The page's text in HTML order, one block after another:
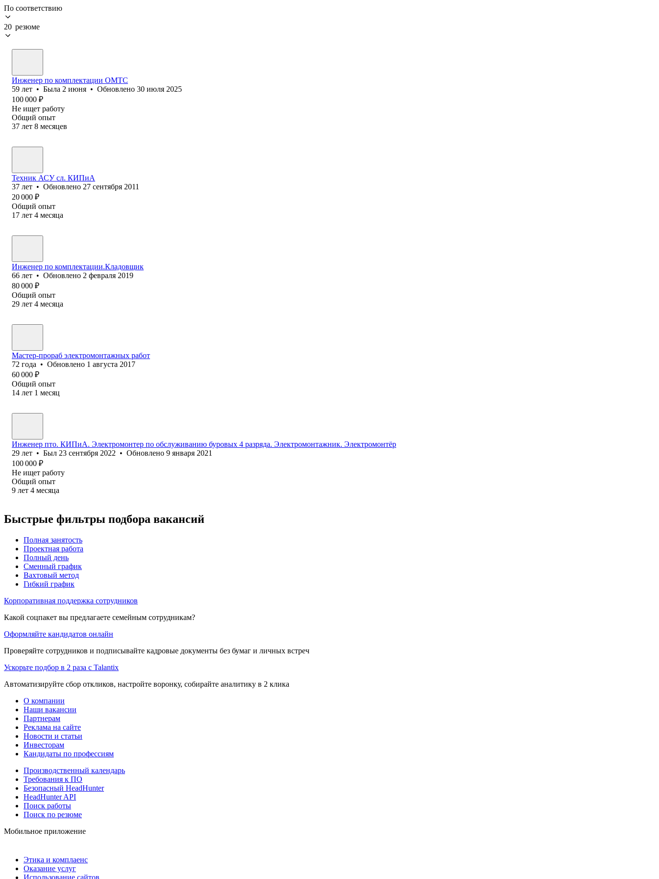
По соответствию
20 резюме
Инженер по комплектации ОМТС
59 лет • Была 2 июня • Обновлено 30 июля 2025
100 000 ₽
Не ищет работу
Общий опыт
37 лет 8 месяцев
Техник АСУ сл. КИПиА
37 лет • Обновлено 27 сентября 2011
20 000 ₽
Общий опыт
17 лет 4 месяца
Инженер по комплектации.Кладовщик
66 лет • Обновлено 2 февраля 2019
80 000 ₽
Общий опыт
29 лет 4 месяца
Мастер-прораб электромонтажных работ
72 года • Обновлено 1 августа 2017
60 000 ₽
Общий опыт
14 лет 1 месяц
Инженер пто. КИПиА. Электромонтер по обслуживанию буровых 4 разряда. Электромонтажник. Электромонтёр
29 лет • Был 23 сентября 2022 • Обновлено 9 января 2021
100 000 ₽
Не ищет работу
Общий опыт
9 лет 4 месяца
Быстрые фильтры подбора вакансий
Полная занятость
Проектная работа
Полный день
Сменный график
Вахтовый метод
Гибкий график
Корпоративная поддержка сотрудников
Какой соцпакет вы предлагаете семейным сотрудникам?
Оформляйте кандидатов онлайн
Проверяйте сотрудников и подписывайте кадровые документы без бумаг и личных встреч
Ускорьте подбор в 2 раза с Talantix
Автоматизируйте сбор откликов, настройте воронку, собирайте аналитику в 2 клика
О компании
Наши вакансии
Партнерам
Реклама на сайте
Новости и статьи
Инвесторам
Кандидаты по профессиям
Производственный календарь
Требования к ПО
Безопасный HeadHunter
HeadHunter API
Поиск работы
Поиск по резюме
Мобильное приложение
Этика и комплаенс
Оказание услуг
Использование сайтов